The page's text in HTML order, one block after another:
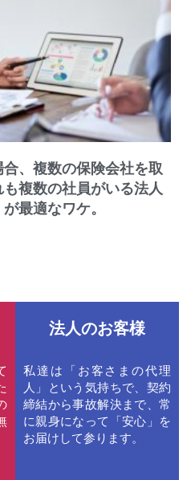
、複数の保険会社を取
複数の社員がいる法人
最適なワケ。
法人のお客様
私達は「お客さまの代理
人」という気持ちで、契約
締結から事故解決まで、常
に親身になって「安心」を
お届けして参ります。